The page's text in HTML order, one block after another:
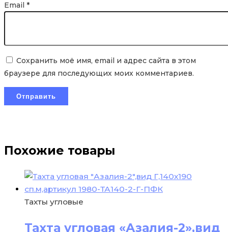
Email *
Сохранить моё имя, email и адрес сайта в этом
браузере для последующих моих комментариев.
Похожие товары
Тахты угловые
Тахта угловая «Азалия-2»,вид